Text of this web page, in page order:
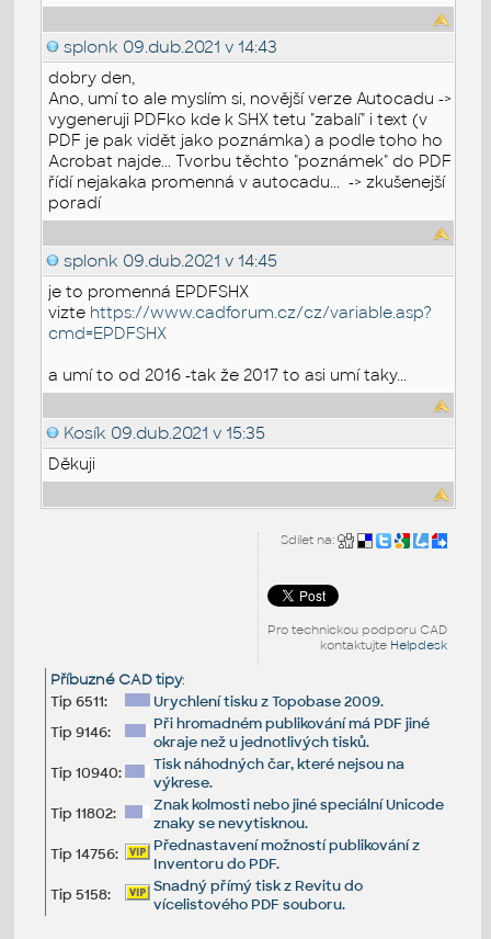
splonk 09.dub.2021 v 14:43
dobry den,
Ano, umí to ale myslím si, novější verze Autocadu ->
vygeneruji PDFko kde k SHX tetu "zabalí" i text (v
PDF je pak vidět jako poznámka) a podle toho ho
Acrobat najde... Tvorbu těchto "poznámek" do PDF
řídí nejakaka promenná v autocadu... -> zkušenejší
poradí
splonk 09.dub.2021 v 14:45
je to promenná EPDFSHX
vizte https://www.cadforum.cz/cz/variable.asp?
cmd=EPDFSHX
a umí to od 2016 -tak že 2017 to asi umí taky...
Kosík 09.dub.2021 v 15:35
Děkuji
Sdílet na:
Pro technickou podporu CAD
kontaktujte Helpdesk
Příbuzné CAD tipy:
Tip 6511:
Urychlení tisku z Topobase 2009.
Tip 9146:
Při hromadném publikování má PDF jiné
okraje než u jednotlivých tisků.
Tip 10940:
Tisk náhodných čar, které nejsou na
výkrese.
Tip 11802:
Znak kolmosti nebo jiné speciální Unicode
znaky se nevytisknou.
Tip 14756:
Přednastavení možností publikování z
Inventoru do PDF.
Tip 5158:
Snadný přímý tisk z Revitu do
vícelistového PDF souboru.